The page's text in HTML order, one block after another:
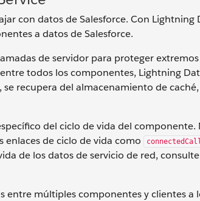
con datos de Salesforce. Con Lightning
a datos de Salesforce.
de servidor para proteger
todos los componentes, Lightning
recupera del almacenamiento de caché,
del ciclo de vida del componente.
enlaces de ciclo de vida como
de los datos de servicio de red, consulte
entre múltiples componentes y clientes a